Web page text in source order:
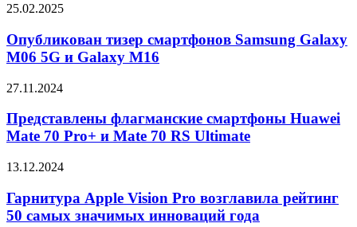
Samsung
S24
Ultra
Опубликован
смартфонов
Samsung
Galaxy
5G
Galaxy
M16
25.02.2025
Опубликован тизер смартфонов Samsung Galaxy
M06 5G и Galaxy M16
Представлены
смартфоны
Huawei
Mate
Pro+
Mate
70
27.11.2024
Представлены флагманские смартфоны Huawei
Mate 70 Pro+ и Mate 70 RS Ultimate
Гарнитура
Vision
Pro
возглавила
13.12.2024
Гарнитура Apple Vision Pro возглавила рейтинг
50 самых значимых инноваций года